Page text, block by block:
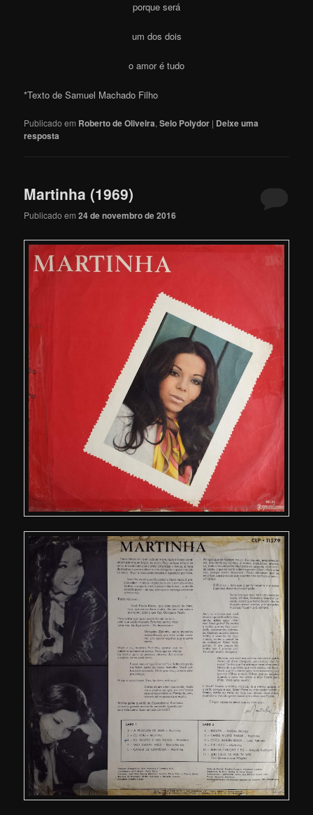
porque será
um dos dois
o amor é tudo
*Texto de Samuel Machado Filho
Publicado em Roberto de Oliveira,Selo Polydor | Deixe uma
resposta
Martinha (1969)
Publicado em24 de novembro de 2016